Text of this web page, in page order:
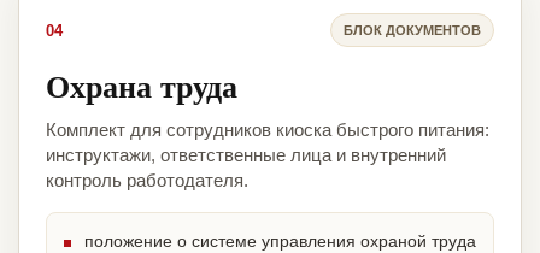
04 БЛОК ДОКУМЕНТОВ
Охрана труда
Комплект для сотрудников киоска быстрого питания:
инструктажи, ответственные лица и внутренний
контроль работодателя.
положение о системе управления охраной труда